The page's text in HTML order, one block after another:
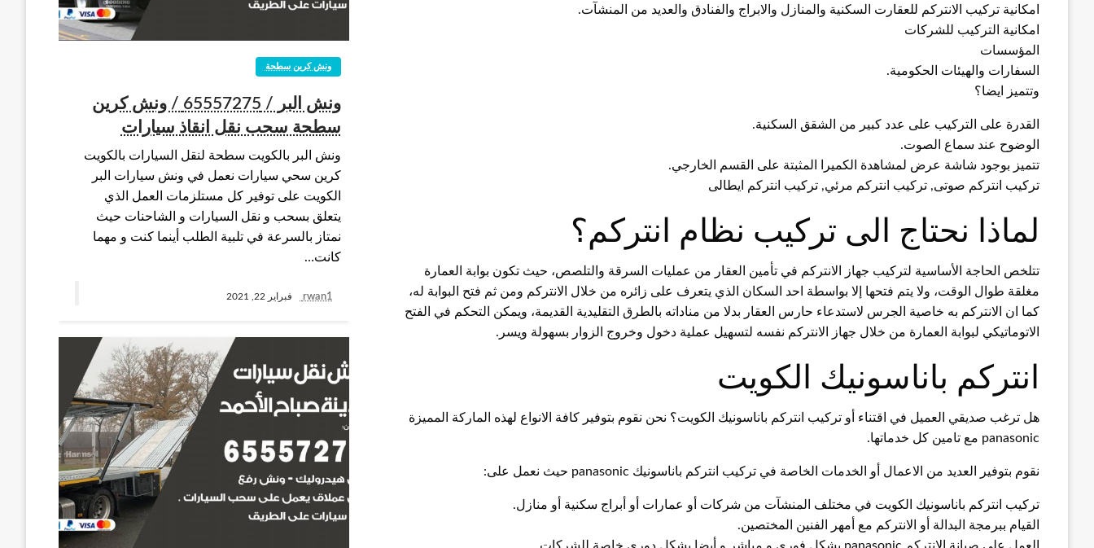
امكانية تركيب الانتركم للعقارت السكنية والمنازل والابراج والفنادق والعديد من المنشآت.
امكانية التركيب للشركات
المؤسسات
السفارات والهيئات الحكومية.
وتتميز ايضا؟
القدرة على التركيب على عدد كبير من الشقق السكنية.
الوضوح عند سماع الصوت.
تتميز بوجود شاشة عرض لمشاهدة الكميرا المثبتة على القسم الخارجي.
تركيب انتركم صوتى, تركيب انتركم مرئي, تركيب انتركم ايطالى
لماذا نحتاج الى تركيب نظام انتركم؟
تتلخص الحاجة الأساسية لتركيب جهاز الانتركم في تأمين العقار من عمليات السرقة والتلصص، حيث تكون بوابة العمارة
مغلقة طوال الوقت، ولا يتم فتحها إلا بواسطة احد السكان الذي يتعرف على زائره من خلال الانتركم ومن ثم فتح البوابة له،
كما ان الانتركم به خاصية الجرس لاستدعاء حارس العقار بدلا من مناداته بالطرق التقليدية القديمة، ويمكن التحكم في الفتح
الاتوماتيكي لبوابة العمارة من خلال جهاز الانتركم نفسه لتسهيل عملية دخول وخروج الزوار بسهولة ويسر.
انتركم باناسونيك الكويت
هل ترغب صديقي العميل في اقتناء أو تركيب انتركم باناسونيك الكويت؟ نحن نقوم بتوفير كافة الانواع لهذه الماركة المميزة
panasonic مع تامين كل خدماتها.
نقوم بتوفير العديد من الاعمال أو الخدمات الخاصة في تركيب انتركم باناسونيك panasonic حيث نعمل على:
تركيب انتركم باناسونيك الكويت في مختلف المنشآت من شركات أو عمارات أو أبراج سكنية أو منازل.
القيام ببرمجة البدالة أو الانتركم مع أمهر الفنين المختصين.
ونش كرين سطحة
ونش البر / 65557275 / ونش كرين
سطحة سحب نقل انقاذ سيارات
ونش البر بالكويت سطحة لنقل السيارات بالكويت
كرين سحي سيارات نعمل في ونش سيارات البر
الكويت على توفير كل مستلزمات العمل الذي
يتعلق بسحب و نقل السيارات و الشاحنات حيث
نمتاز بالسرعة في تلبية الطلب أينما كنت و مهما
كانت…
rwan1 فبراير 22, 2021